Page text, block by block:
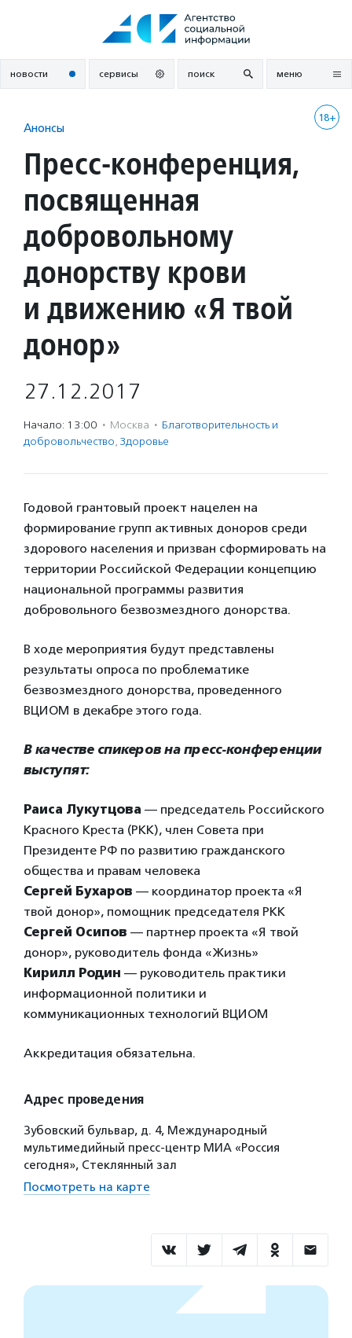
новости сервисы поиск меню
18+
Анонсы
Пресс-конференция,
посвященная
добровольному
донорству крови
и движению «Я твой
донор»
27.12.2017
Начало: 13:00 · Москва · Благотвори­тель­ность и
доброволь­чест­во, Здоровье
Годовой грантовый проект нацелен на
формирование групп активных доноров среди
здорового населения и призван сформировать на
территории Российской Федерации концепцию
национальной программы развития
добровольного безвозмездного донорства.
В ходе мероприятия будут представлены
результаты опроса по проблематике
безвозмездного донорства, проведенного
ВЦИОМ в декабре этого года.
В качестве спикеров на пресс-конференции
выступят:
Раиса Лукутцова — председатель Российского
Красного Креста (РКК), член Совета при
Президенте РФ по развитию гражданского
общества и правам человека
Сергей Бухаров — координатор проекта «Я
твой донор», помощник председателя РКК
Сергей Осипов — партнер проекта «Я твой
донор», руководитель фонда «Жизнь»
Кирилл Родин — руководитель практики
информационной политики и
коммуникационных технологий ВЦИОМ
Аккредитация обязательна.
Адрес проведения
Зубовский бульвар, д. 4, Международный
мультимедийный пресс-центр МИА «Россия
сегодня», Стеклянный зал
Посмотреть на карте